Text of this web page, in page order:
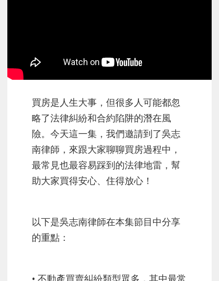
買房是人生大事，但很多人可能都忽
略了法律糾紛和合約陷阱的潛在風
險。今天這一集，我們邀請到了吳志
南律師，來跟大家聊聊買房過程中，
最常見也最容易踩到的法律地雷，幫
助大家買得安心、住得放心！
以下是吳志南律師在本集節目中分享
的重點：
• 不動產買賣糾紛類型眾多，其中最常